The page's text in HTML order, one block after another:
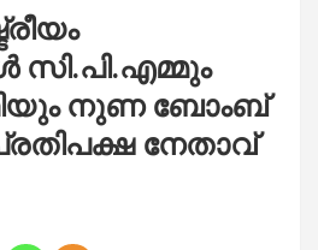
സി.പി.എമ്മും
നുണ ബോംബ്
നേതാവ്